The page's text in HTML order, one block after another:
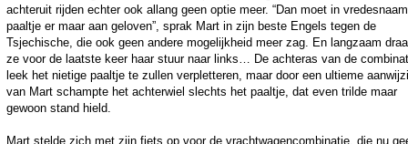
achteruit rijden echter ook allang geen optie meer. “Dan moet in
paaltje er maar aan geloven”, sprak Mart in zijn beste Engels tegen de
Tsjechische, die ook geen andere mogelijkheid meer zag. En langzaam
ze voor de laatste keer haar stuur naar links… De achteras van de
leek het nietige paaltje te zullen verpletteren, maar door een ultieme
van Mart schampte het achterwiel slechts het paaltje, dat even trilde maar
gewoon stand hield.
Mart stelde zich met zijn fiets op voor de vrachtwagencombinatie, die nu